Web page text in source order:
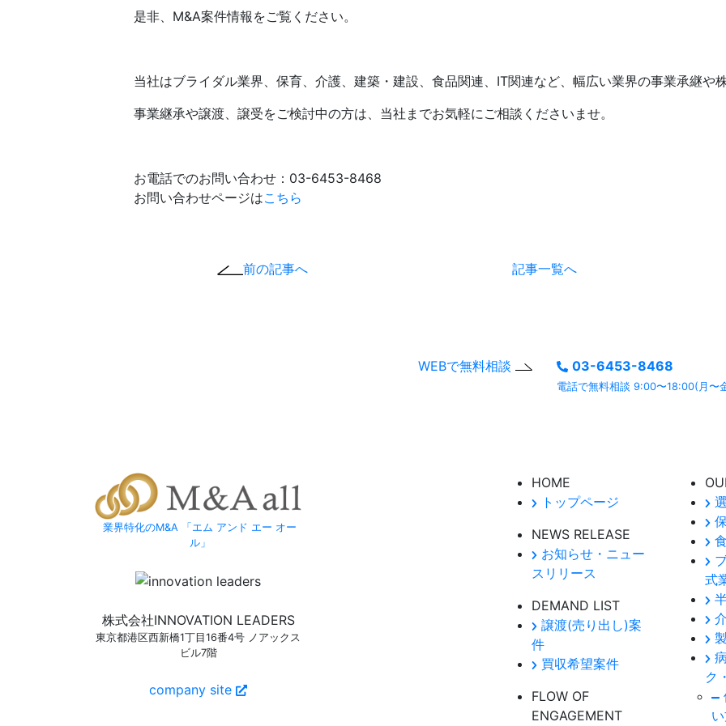
是非、M&A案件情報をご覧ください。
当社はブライダル業界、保育、介護、建築・建設、食品関連、IT関連など、幅広い業界の事業承継や
事業継承や譲渡、譲受をご検討中の方は、当社までお気軽にご相談くださいませ。
お電話でのお問い合わせ：03-6453-8468
お問い合わせページはこちら
前の記事へ
記事一覧へ
WEBで無料相談 03-6453-8468
電話で無料相談 9:00〜18:00(月〜
業界特化のM&A 「エム アンド エー オー
ル」
株式会社INNOVATION LEADERS
東京都港区西新橋1丁目16番4号 ノアックス
ビル7階
company site
HOME
トップページ
NEWS RELEASE
お知らせ・ニュー
スリリース
DEMAND LIST
譲渡(売り出し)案
件
買収希望案件
FLOW OF
ENGAGEMENT
式
ク